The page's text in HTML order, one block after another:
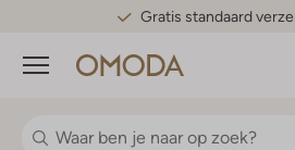
Gratis standaard
Menu